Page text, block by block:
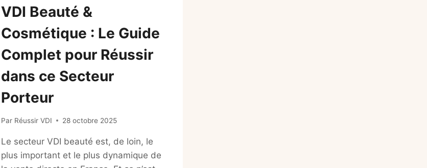
VDI Beauté &
Cosmétique : Le Guide
Complet pour Réussir
dans ce Secteur
Porteur
Par Réussir VDI 28 octobre 2025
Le secteur VDI beauté est, de loin, le
plus important et le plus dynamique de